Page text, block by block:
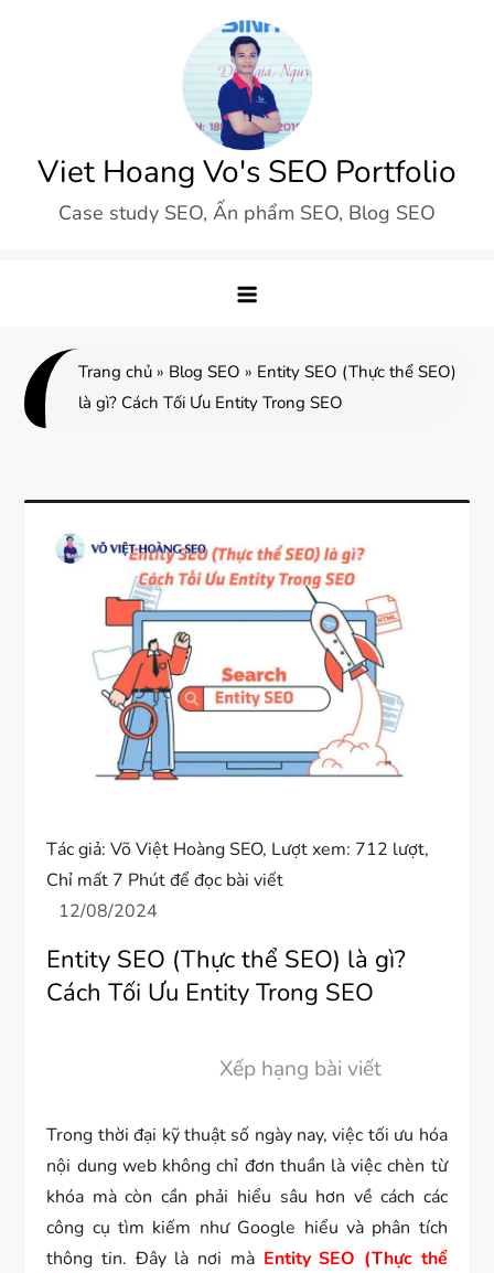
Viet Hoang Vo's SEO Portfolio
Case study SEO, Ấn phẩm SEO, Blog SEO
Trang chủ » Blog SEO » Entity SEO (Thực thể SEO)
là gì? Cách Tối Ưu Entity Trong SEO
Tác giả:Võ Việt Hoàng SEO, Lượt xem: 712 lượt,
Chỉ mất 7 Phút để đọc bài viết
Entity SEO (Thực thể SEO) là gì?
Cách Tối Ưu Entity Trong SEO
Xếp hạng bài viết
Trong thời đại kỹ thuật số ngày nay, việc tối ưu hóa
nội dung web không chỉ đơn thuần là việc chèn từ
khóa mà còn cần phải hiểu sâu hơn về cách các
công cụ tìm kiếm như Google hiểu và phân tích
thông tin. Đây là nơi mà Entity SEO (Thực thể